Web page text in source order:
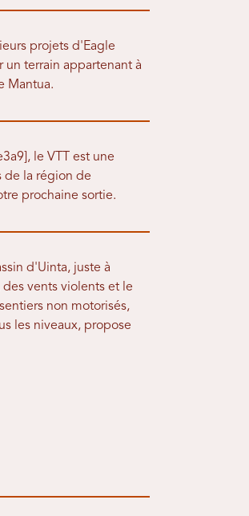
projets d'Eagle
un terrain appartenant à
Mantua.
le VTT est une
de la région de
prochaine sortie.
d'Uinta, juste à
vents violents et le
non motorisés,
les niveaux, propose